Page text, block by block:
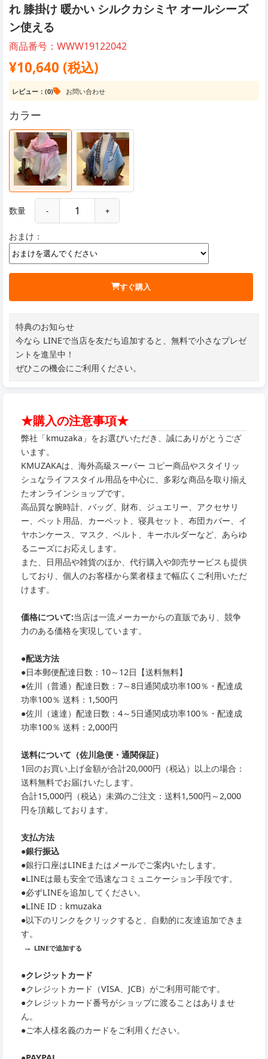
れ 膝掛け 暖かい シルクカシミヤ オールシーズ
ン使える
商品番号：WWW19122042
¥10,640 (税込)
レビュー：(0) お問い合わせ
カラー
数量 - +
おまけ：
すぐ購入
特典のお知らせ
今なら LINEで当店を友だち追加すると、無料で小さなプレゼ
ントを進呈中！
ぜひこの機会にご利用ください。
★購入の注意事項★
弊社「kmuzaka」をお選びいただき、誠にありがとうござ
います。
KMUZAKAは、海外高級スーパー コピー商品やスタイリッ
シュなライフスタイル用品を中心に、多彩な商品を取り揃え
たオンラインショップです。
高品質な腕時計、バッグ、財布、ジュエリー、アクセサリ
ー、ペット用品、カーペット、寝具セット、布団カバー、イ
ヤホンケース、マスク、ベルト、キーホルダーなど、あらゆ
るニーズにお応えします。
また、日用品や雑貨のほか、代行購入や卸売サービスも提供
しており、個人のお客様から業者様まで幅広くご利用いただ
けます。
価格について:当店は一流メーカーからの直販であり、競争
力のある価格を実現しています。
●配送方法
●日本郵便配達日数：10～12日【送料無料】
●佐川（普通）配達日数：7～8日通関成功率100％・配達成
功率100％ 送料：1,500円
●佐川（速達）配達日数：4～5日通関成功率100％・配達成
功率100％ 送料：2,000円
送料について（佐川急便・通関保証）
1回のお買い上げ金額が合計20,000円（税込）以上の場合：
送料無料でお届けいたします。
合計15,000円（税込）未満のご注文：送料1,500円～2,000
円を頂戴しております。
支払方法
●銀行振込
●銀行口座はLINEまたはメールでご案内いたします。
●LINEは最も安全で迅速なコミュニケーション手段です。
●必ずLINEを追加してください。
●LINE ID：kmuzaka
●以下のリンクをクリックすると、自動的に友達追加できま
す。
→ LINEで追加する
●クレジットカード
●クレジットカード（VISA、JCB）がご利用可能です。
●クレジットカード番号がショップに渡ることはありませ
ん。
●ご本人様名義のカードをご利用ください。